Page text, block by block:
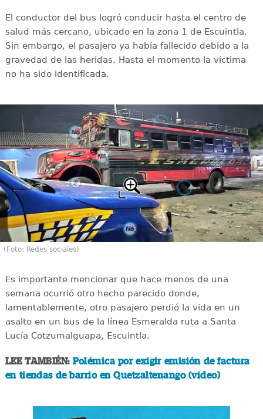
El conductor del bus logró conducir hasta el centro de
salud más cercano, ubicado en la zona 1 de Escuintla.
Sin embargo, el pasajero ya había fallecido debido a la
gravedad de las heridas. Hasta el momento la víctima
no ha sido identificada.
(Foto: Redes sociales)
Es importante mencionar que hace menos de una
semana ocurrió otro hecho parecido donde,
lamentablemente, otro pasajero perdió la vida en un
asalto en un bus de la línea Esmeralda ruta a Santa
Lucía Cotzumalguapa, Escuintla.
LEE TAMBIÉN: Polémica por exigir emisión de factura
en tiendas de barrio en Quetzaltenango (video)